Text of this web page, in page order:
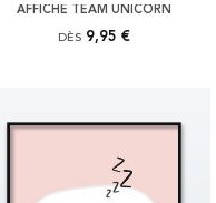
AFFICHE TEAM UNICORN
DÈS 9,95 €